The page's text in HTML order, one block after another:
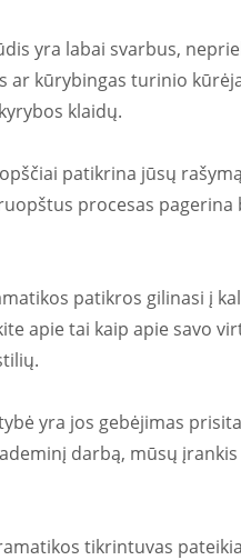
yra labai svarbus,
ar kūrybingas turinio
klaidų.
patikrina jūsų
procesas
patikros gilinasi į
apie tai kaip apie savo
yra jos gebėjimas
darbą, mūsų
tikrintuvas